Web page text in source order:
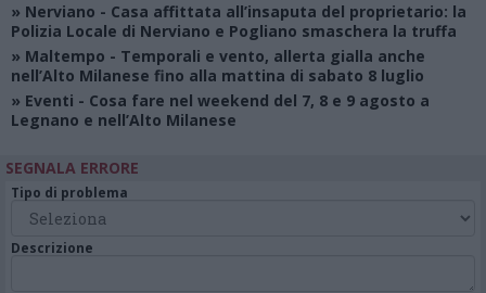
» Nerviano - Casa affittata all’insaputa del proprietario: la
Polizia Locale di Nerviano e Pogliano smaschera la truffa
» Maltempo - Temporali e vento, allerta gialla anche
nell’Alto Milanese fino alla mattina di sabato 8 luglio
» Eventi - Cosa fare nel weekend del 7, 8 e 9 agosto a
Legnano e nell’Alto Milanese
SEGNALA ERRORE
Tipo di problema
Descrizione